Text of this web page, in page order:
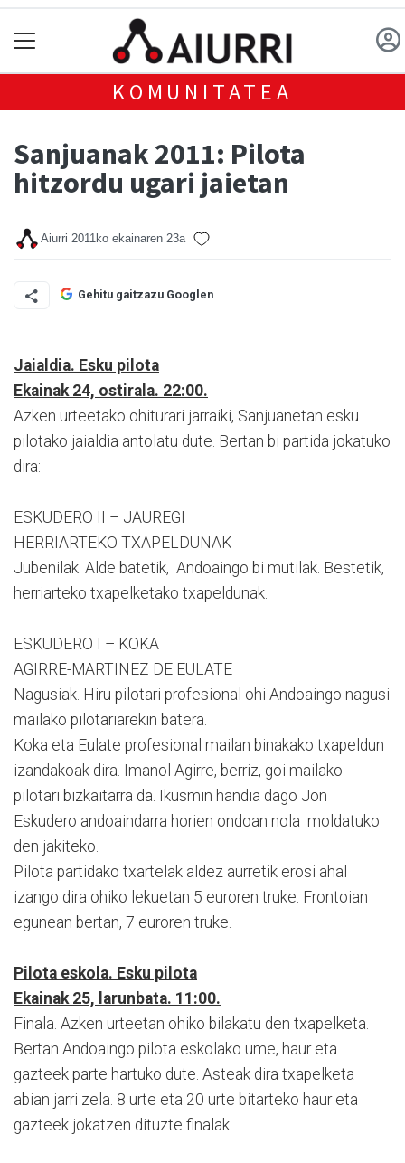
KOMUNITATEA
Sanjuanak 2011: Pilota
hitzordu ugari jaietan
Aiurri 2011ko ekainaren 23a
Gehitu gaitzazu Googlen
Jaialdia. Esku pilota
Ekainak 24, ostirala. 22:00.
Azken urteetako ohiturari jarraiki, Sanjuanetan esku
pilotako jaialdia antolatu dute. Bertan bi partida jokatuko
dira:
ESKUDERO II – JAUREGI
HERRIARTEKO TXAPELDUNAK
Jubenilak. Alde batetik, Andoaingo bi mutilak. Bestetik,
herriarteko txapelketako txapeldunak.
ESKUDERO I – KOKA
AGIRRE-MARTINEZ DE EULATE
Nagusiak. Hiru pilotari profesional ohi Andoaingo nagusi
mailako pilotariarekin batera.
Koka eta Eulate profesional mailan binakako txapeldun
izandakoak dira. Imanol Agirre, berriz, goi mailako
pilotari bizkaitarra da. Ikusmin handia dago Jon
Eskudero andoaindarra horien ondoan nola moldatuko
den jakiteko.
Pilota partidako txartelak aldez aurretik erosi ahal
izango dira ohiko lekuetan 5 euroren truke. Frontoian
egunean bertan, 7 euroren truke.
Pilota eskola. Esku pilota
Ekainak 25, larunbata. 11:00.
Finala. Azken urteetan ohiko bilakatu den txapelketa.
Bertan Andoaingo pilota eskolako ume, haur eta
gazteek parte hartuko dute. Asteak dira txapelketa
abian jarri zela. 8 urte eta 20 urte bitarteko haur eta
gazteek jokatzen dituzte finalak.